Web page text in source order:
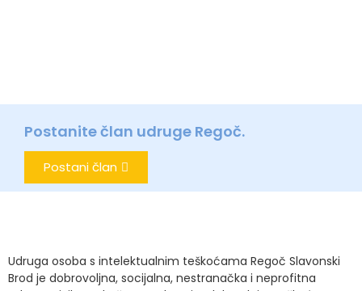
Postanite član udruge Regoč.
Postani član
Udruga osoba s intelektualnim teškoćama Regoč Slavonski
Brod je dobrovoljna, socijalna, nestranačka i neprofitna